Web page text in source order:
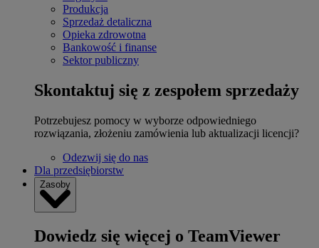
Produkcja
Sprzedaż detaliczna
Opieka zdrowotna
Bankowość i finanse
Sektor publiczny
Skontaktuj się z zespołem sprzedaży
Potrzebujesz pomocy w wyborze odpowiedniego
rozwiązania, złożeniu zamówienia lub aktualizacji licencji?
Odezwij się do nas
Dla przedsiębiorstw
Zasoby
Dowiedz się więcej o TeamViewer